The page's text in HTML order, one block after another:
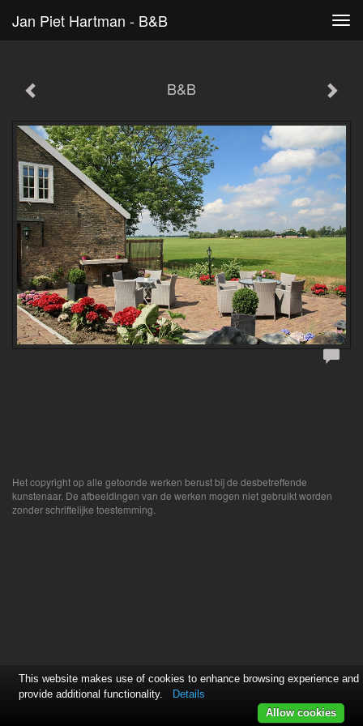
Jan Piet Hartman - B&B
B&B
Het copyright op alle getoonde werken berust bij de desbetreffende
kunstenaar. De afbeeldingen van de werken mogen niet gebruikt worden
zonder schriftelijke toestemming.
This website makes use of cookies to enhance browsing experience and
provide additional functionality.
Details
Allow cookies